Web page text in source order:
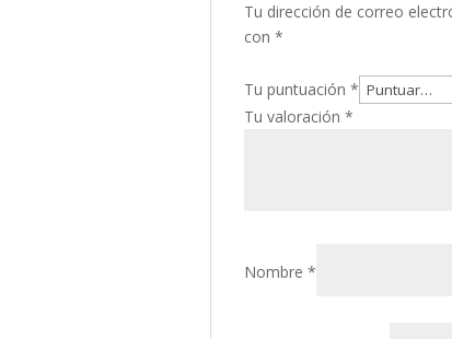
Tu dirección de correo
con *
Tu puntuación *
Tu valoración *
Nombre *